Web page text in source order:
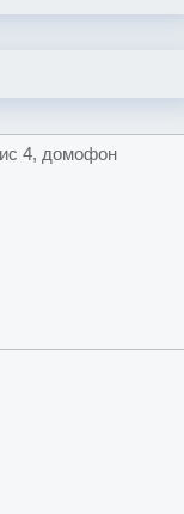
4, домофон